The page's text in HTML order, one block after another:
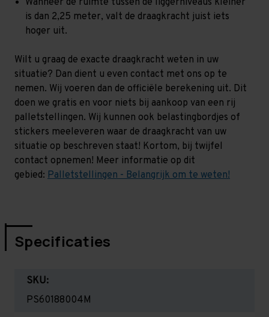
is dan 2,25 meter, valt de draagkracht juist iets
hoger uit.
Wilt u graag de exacte draagkracht weten in uw
situatie? Dan dient u even contact met ons op te
nemen. Wij voeren dan de officiële berekening uit. Dit
doen we gratis en voor niets bij aankoop van een rij
palletstellingen. Wij kunnen ook belastingbordjes of
stickers meeleveren waar de draagkracht van uw
situatie op beschreven staat! Kortom, bij twijfel
contact opnemen! Meer informatie op dit
gebied: Palletstellingen - Belangrijk om te weten!
Specificaties
SKU:
PS60188004M